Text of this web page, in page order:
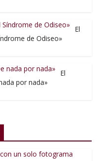
El
de Odiseo»
El
por nada»